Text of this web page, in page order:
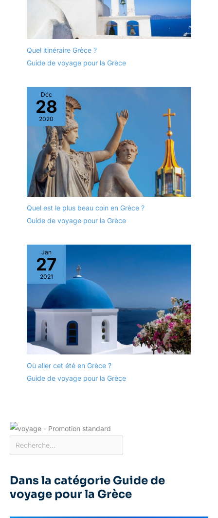
Quel itinéraire Grèce ?
Guide de voyage pour la Grèce
Déc
28
2020
Quel est le plus beau coin en Grèce ?
Guide de voyage pour la Grèce
Jan
27
2021
Où aller cet été en Grèce ?
Guide de voyage pour la Grèce
Dans la catégorie Guide de
voyage pour la Grèce